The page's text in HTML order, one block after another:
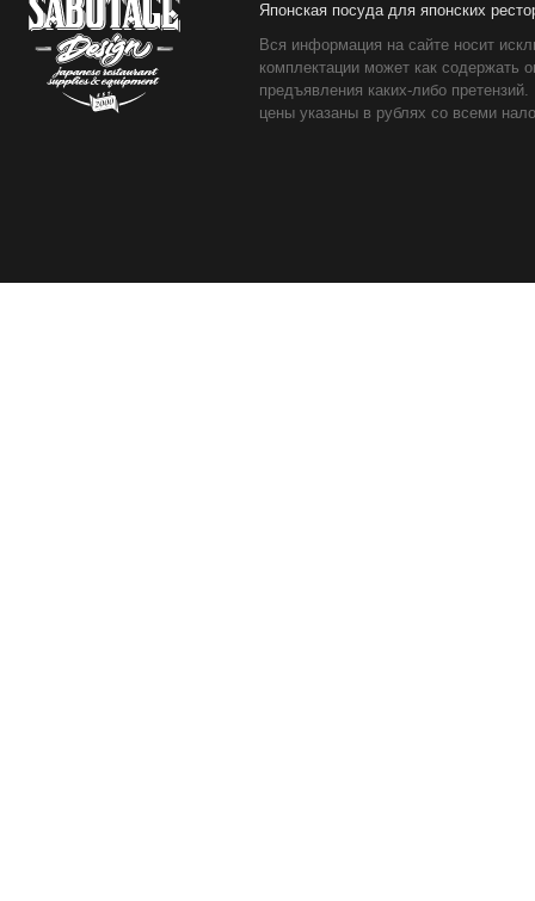
Японская посуда для японских
Вся информация на сайте носит
комплектации может как содержать
предъявления каких-либо
цены указаны в рублях со всеми